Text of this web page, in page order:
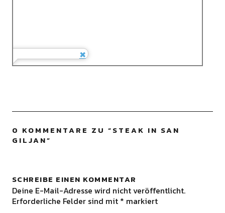
0 KOMMENTARE ZU “STEAK IN SAN
GILJAN”
SCHREIBE EINEN KOMMENTAR
Deine E-Mail-Adresse wird nicht veröffentlicht.
Erforderliche Felder sind mit * markiert